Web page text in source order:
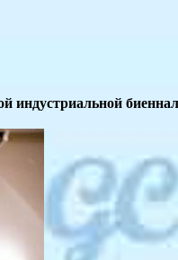
индустриальной